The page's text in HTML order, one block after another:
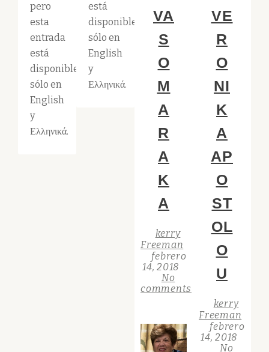
pero
esta
entrada
está
disponible
sólo en
English
y
Ελληνικά.
está
disponible
sólo en
English
y
Ελληνικά.
VA
S
O
M
A
R
A
K
A
kerry
Freeman
febrero
14, 2018
No
comments
VE
R
O
NI
K
A
AP
O
ST
OL
O
U
kerry
Freeman
febrero
14, 2018
No